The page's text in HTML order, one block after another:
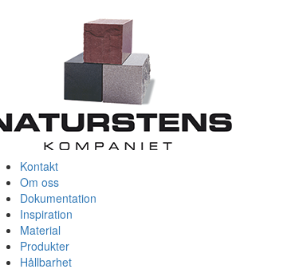
Kontakt
Om oss
Dokumentation
Inspiration
Material
Produkter
Hållbarhet